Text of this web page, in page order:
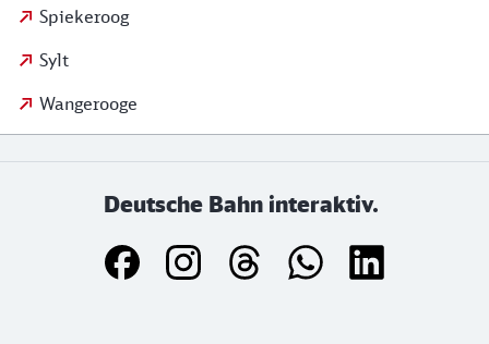
Spiekeroog
Sylt
Wangerooge
Deutsche Bahn interaktiv.